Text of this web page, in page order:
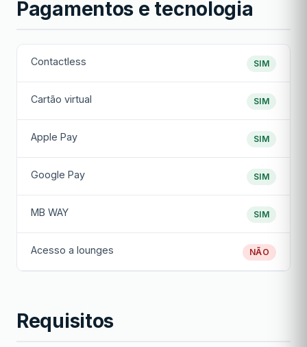
Pagamentos e tecnologia
Contactless SIM
Cartão virtual SIM
Apple Pay SIM
Google Pay SIM
MB WAY SIM
Acesso a lounges NÃO
Requisitos